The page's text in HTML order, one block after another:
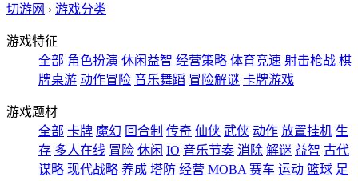
切游网 › 游戏分类
游戏特征
全部 角色扮演 休闲益智 经营策略 体育竞速 射击枪战 棋
牌桌游 动作冒险 音乐舞蹈 冒险解谜 卡牌游戏
游戏题材
全部 卡牌 魔幻 回合制 传奇 仙侠 武侠 动作 放置挂机 生
存 多人在线 冒险 休闲 IO 音乐节奏 消除 解谜 益智 古代
谋略 现代战略 养成 塔防 经营 MOBA 赛车 运动 篮球 足